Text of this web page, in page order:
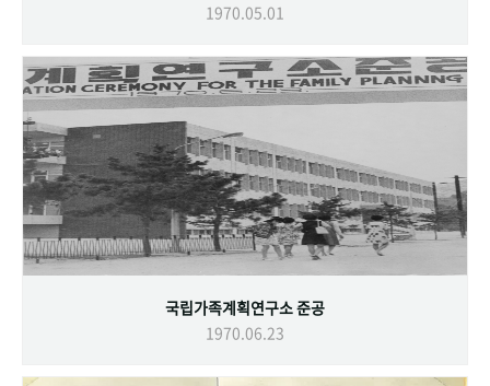
1970.05.01
국립가족계획연구소 준공
1970.06.23